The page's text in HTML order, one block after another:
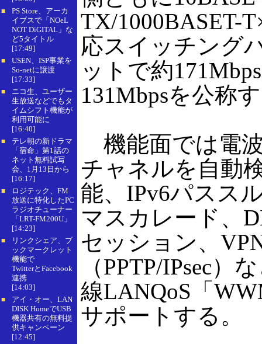
■
PS Store、アーカ
イブスで「NOeL
NOT DiGITAL」な
ど5タイトル
[17:49]
■
USEN、ISP事業を
So-netに譲渡
[17:33]
■
ニコ生、ユーザー
生放送などでもタ
イムシフト機能が
利用可能に
[16:40]
■
テレ朝の新ドラマ
「宿命」第1話の
ネット無料試写
会、1月13日から
[16:17]
■
ロジテック、FM
放送に特化したPC
ラジオチューナー
「LRT-FM200U」
[14:23]
■
リンクシェア、ブ
ックマークレット
機能で
TwitterとFacebook
連携
[14:03]
■
アイ・オー、LAN
DISK HomeでUSB
機器共有の無料提
供キャンペーン
[12:45]
TX/1000BASET-
応スイッチング
ットで約
131Mbpsを公称
機能面では電
チャネルを自動
能、IPv6パスス
マスカレード、
セッション、
（PPTP/IPsec）
線LANQoS「
サポートする。